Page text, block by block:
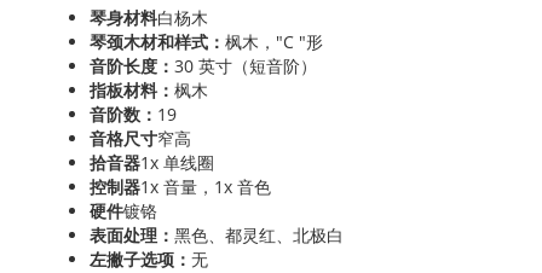
琴身材料白杨木
琴颈木材和样式： 枫木，"C "形
音阶长度： 30 英寸（短音阶）
指板材料： 枫木
音阶数： 19
音格尺寸窄高
拾音器1x 单线圈
控制器1x 音量，1x 音色
硬件镀铬
表面处理： 黑色、都灵红、北极白
左撇子选项： 无